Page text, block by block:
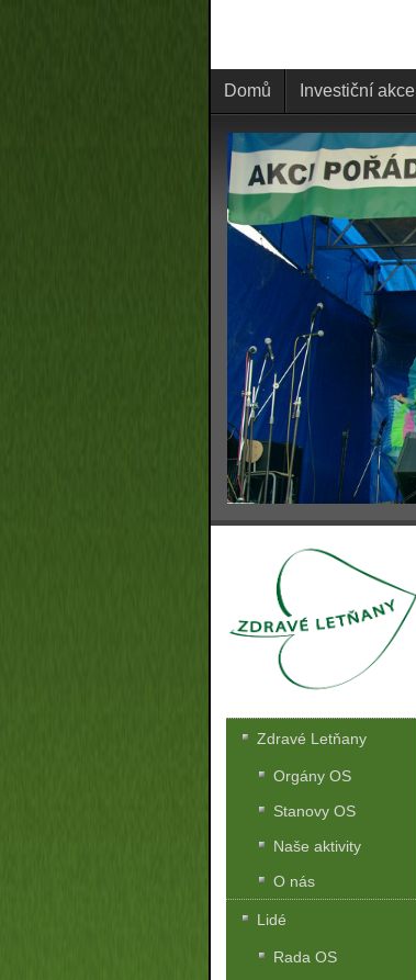
Domů Investiční akce
Zdravé Letňany
Orgány OS
Stanovy OS
Naše aktivity
O nás
Lidé
Rada OS